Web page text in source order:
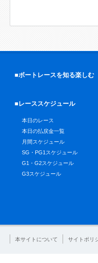
■ボートレースを知る楽しむ
■レーススケジュール
本日のレース
本日の払戻金一覧
月間スケジュール
SG・PG1スケジュール
G1・G2スケジュール
G3スケジュール
本サイトについて サイトポリ